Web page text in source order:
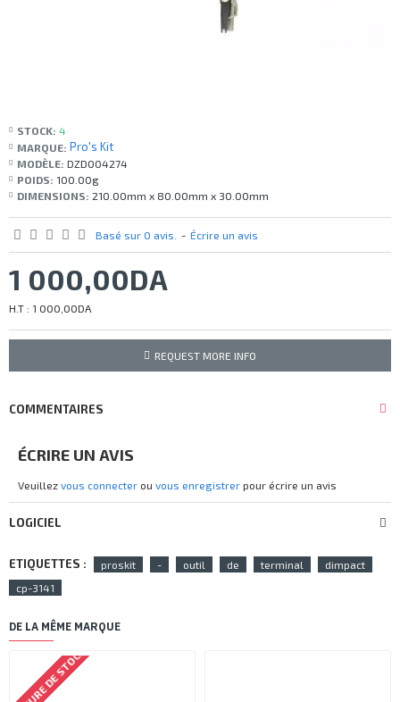
STOCK: 4
MARQUE: Pro's Kit
MODÈLE: DZD004274
POIDS: 100.00g
DIMENSIONS: 210.00mm x 80.00mm x 30.00mm
Basé sur 0 avis. - Écrire un avis
1 000,00DA
H.T : 1 000,00DA
REQUEST MORE INFO
COMMENTAIRES
ÉCRIRE UN AVIS
Veuillez vous connecter ou vous enregistrer pour écrire un avis
LOGICIEL
ETIQUETTES : proskit - outil de terminal
dimpact
cp-3141
DE LA MÊME MARQUE